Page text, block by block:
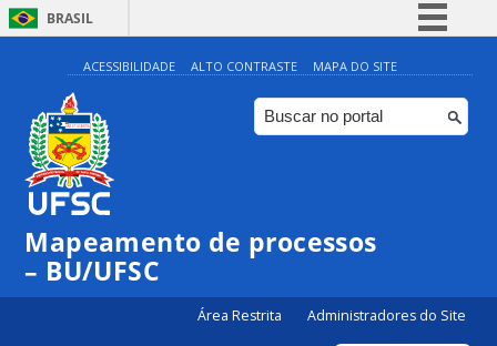
BRASIL
Simplifique!
Comunica BR
Participe
Canais
ACESSIBILIDADE ALTO CONTRASTE MAPA DO SITE
Mapeamento de processos
– BU/UFSC
Área Restrita Administradores do Site